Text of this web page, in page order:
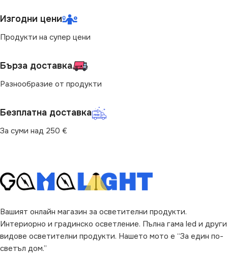
IP20,IP44
4000
НАЧИН НА МОНТАЖ
Кухня, за Магазин,за Окачен
Таван,за Офис, за Спалня
за Таван
за Трапезария
Хол
ПРЕДНАЗНАЧЕНИЕ
Изгодни цени
Продукти на супер цени
Бърза доставка
Разнообразие от продукти
Безплатна доставка
За суми над 250 €
Вашият онлайн магазин за осветителни продукти.
Интериорно и градинско осветление. Пълна гама led и други
видове осветителни продукти. Нашето мото е “За един по-
светъл дом.”